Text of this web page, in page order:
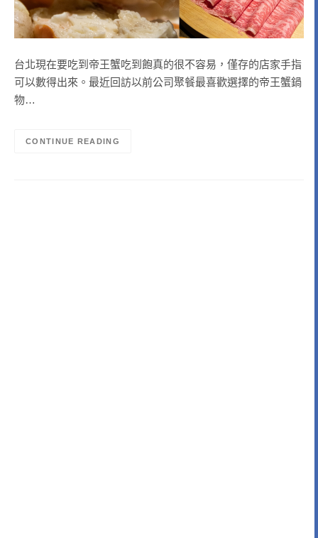
台北現在要吃到帝王蟹吃到飽真的很不容易，僅存的店家手指
可以數得出來。最近回訪以前公司聚餐最喜歡選擇的帝王蟹鍋
物…
CONTINUE READING